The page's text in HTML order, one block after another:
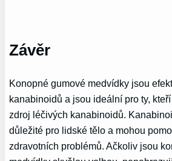
Závěr
Konopné gumové medvídky jsou
kanabinoidů a jsou ideální pro ty,
zdroj léčivých kanabinoidů.
důležité pro lidské tělo a mohou
zdravotních problémů. Ačkoliv jsou